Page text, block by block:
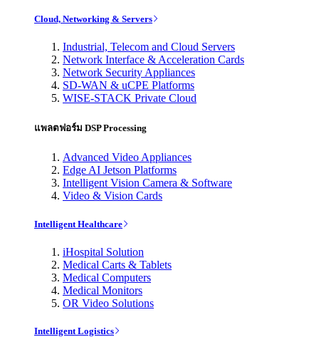
Cloud, Networking & Servers
Industrial, Telecom and Cloud Servers
Network Interface & Acceleration Cards
Network Security Appliances
SD-WAN & uCPE Platforms
WISE-STACK Private Cloud
แพลตฟอร์ม DSP Processing
Advanced Video Appliances
Edge AI Jetson Platforms
Intelligent Vision Camera & Software
Video & Vision Cards
Intelligent Healthcare
iHospital Solution
Medical Carts & Tablets
Medical Computers
Medical Monitors
OR Video Solutions
Intelligent Logistics